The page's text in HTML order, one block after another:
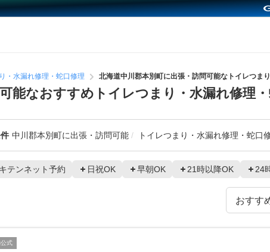
・水漏れ修理・蛇口修理 北海道中川郡本別町に出張・訪問可能なトイレつま
能なおすすめトイレつまり・水漏れ修理
中川郡本別町に出張・訪問可能 トイレつまり・水漏れ修理・蛇口
テンネット予約 日祝OK 早朝OK 21時以降OK 24
式